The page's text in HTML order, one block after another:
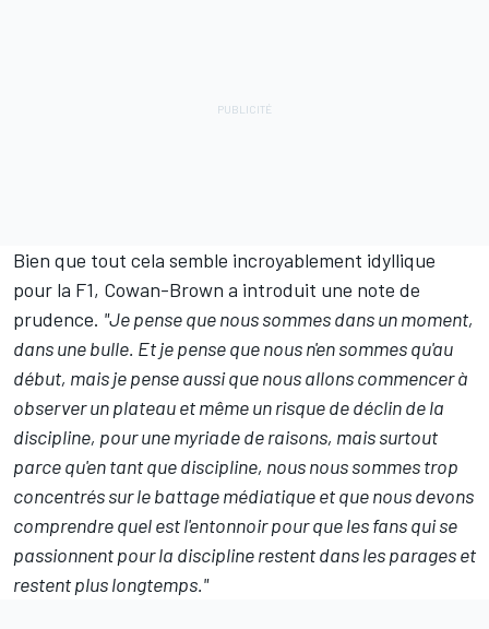
Bien que tout cela semble incroyablement idyllique
pour la F1, Cowan-Brown a introduit une note de
prudence. "Je pense que nous sommes dans un moment,
dans une bulle. Et je pense que nous n'en sommes qu'au
début, mais je pense aussi que nous allons commencer à
observer un plateau et même un risque de déclin de la
discipline, pour une myriade de raisons, mais surtout
parce qu'en tant que discipline, nous nous sommes trop
concentrés sur le battage médiatique et que nous devons
comprendre quel est l'entonnoir pour que les fans qui se
passionnent pour la discipline restent dans les parages et
restent plus longtemps."